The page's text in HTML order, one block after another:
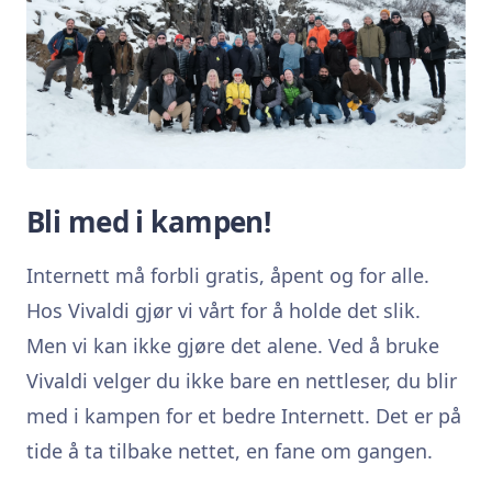
Bli med i kampen!
Internett må forbli gratis, åpent og for alle.
Hos Vivaldi gjør vi vårt for å holde det slik.
Men vi kan ikke gjøre det alene. Ved å bruke
Vivaldi velger du ikke bare en nettleser, du blir
med i kampen for et bedre Internett. Det er på
tide å ta tilbake nettet, en fane om gangen.